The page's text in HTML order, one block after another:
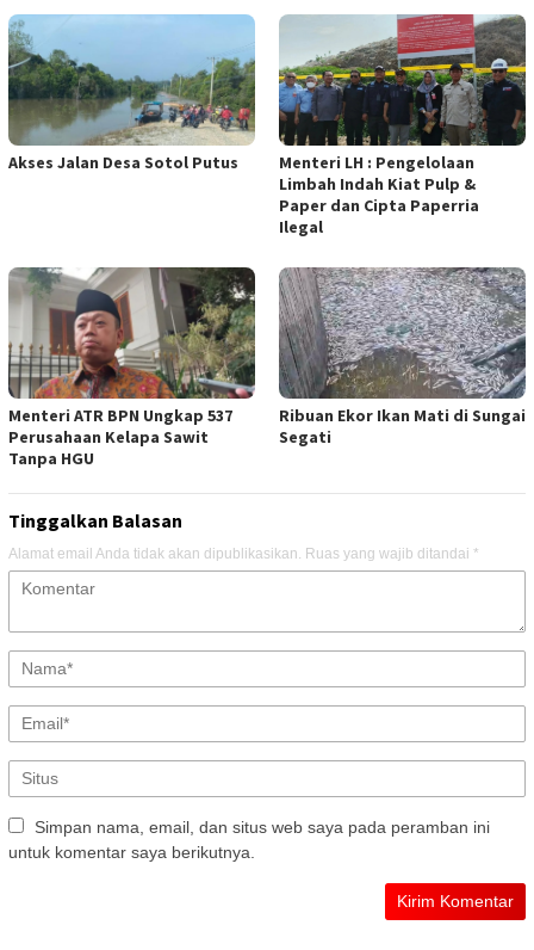
Akses Jalan Desa Sotol Putus
Menteri LH : Pengelolaan
Limbah Indah Kiat Pulp &
Paper dan Cipta Paperria
Ilegal
Menteri ATR BPN Ungkap 537
Perusahaan Kelapa Sawit
Tanpa HGU
Ribuan Ekor Ikan Mati di Sungai
Segati
Tinggalkan Balasan
Alamat email Anda tidak akan dipublikasikan. Ruas yang wajib ditandai *
Simpan nama, email, dan situs web saya pada peramban ini
untuk komentar saya berikutnya.